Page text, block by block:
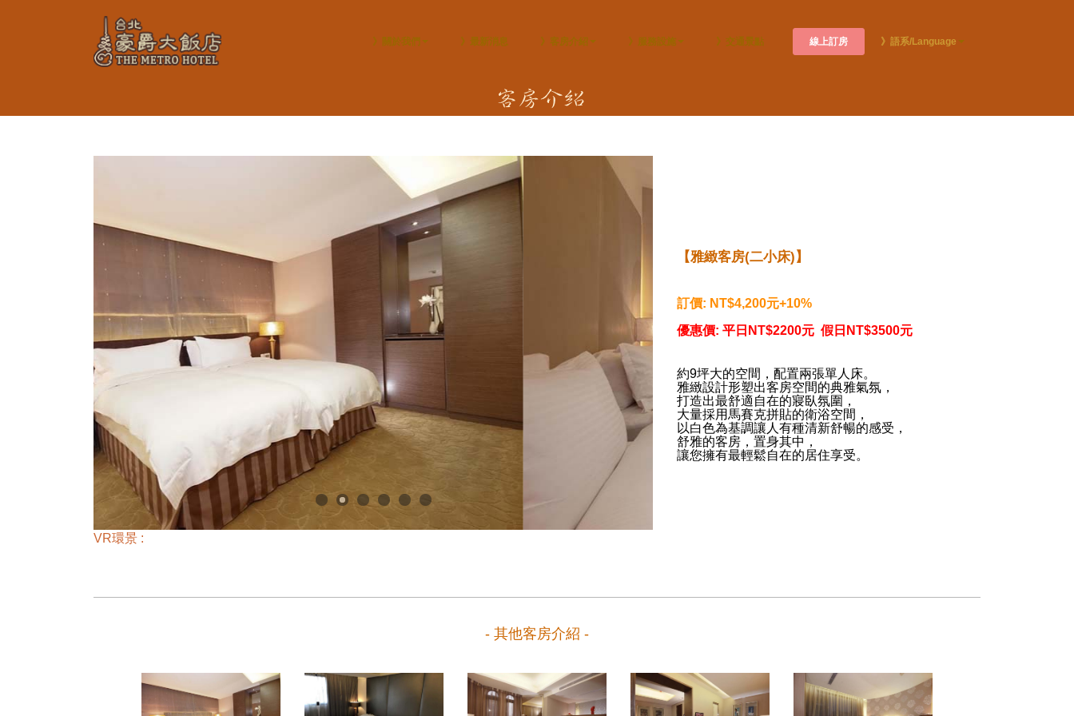
》關於我們 》最新消息 》客房介紹 》服務設施 》交通景點 線上訂房 》語系/Language
VR環景 :
【雅緻客房(二小床)】
訂價: NT$4,200元+10%
優惠價: 平日NT$2200元 假日 NT$3500元
約9坪大的空間，配置兩張單人床。
雅緻設計形塑出客房空間的典雅氣氛，
打造出最舒適自在的寢臥氛圍，
大量採用馬賽克拼貼的衛浴空間，
以白色為基調讓人有種清新舒暢的感受，
舒雅的客房，置身其中，
讓您擁有最輕鬆自在的居住享受。
- 其他客房介紹 -